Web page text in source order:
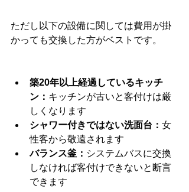
ただし以下の設備に関しては費用が掛
かっても交換した方がベストです。
築20年以上経過しているキッチ
ン： キッチンが古いと客付けは厳
しくなります
シャワー付きではない洗面台： 女
性客から敬遠されます
バランス釜： システムバスに交換
しなければ客付けできないと断言
できます